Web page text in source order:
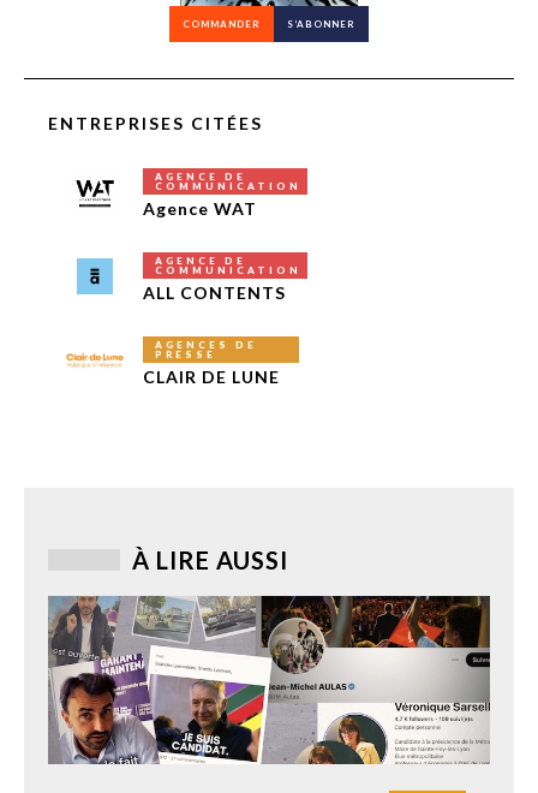
COMMANDER S’ABONNER
ENTREPRISES CITÉES
AGENCE DE
COMMUNICATION
Agence WAT
AGENCE DE
COMMUNICATION
ALL CONTENTS
AGENCES DE
PRESSE
CLAIR DE LUNE
À LIRE AUSSI